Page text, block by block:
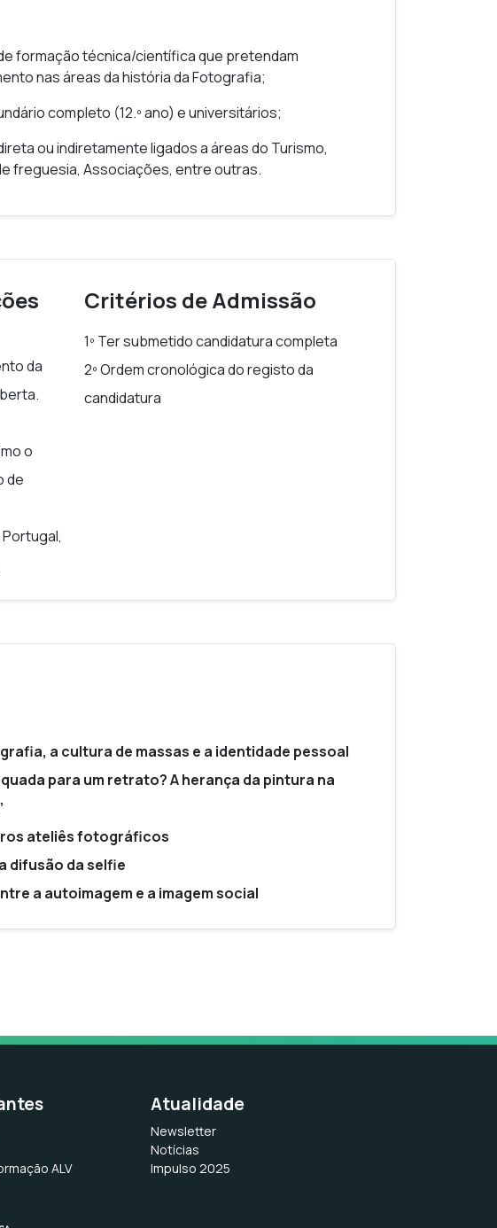
como fenómeno interdisciplinar, cruzando
e media;
a autorrepresentação na
vigilância e exposição.
formação técnica/científica que pretendam
nas áreas da história da Fotografia;
completo (12.º ano) e universitários;
ou indiretamente ligados a áreas do Turismo,
freguesia, Associações, entre outras.
da
o
de
Critérios de Admissão
1º Ter submetido candidatura completa
2º Ordem cronológica do registo da
candidatura
a cultura de massas e a identidade pessoal
para um retrato? A herança da pintura na
ateliês fotográficos
difusão daselfie
a autoimagem e a imagem social
ALV
Atualidade
Newsletter
Notícias
Impulso 2025